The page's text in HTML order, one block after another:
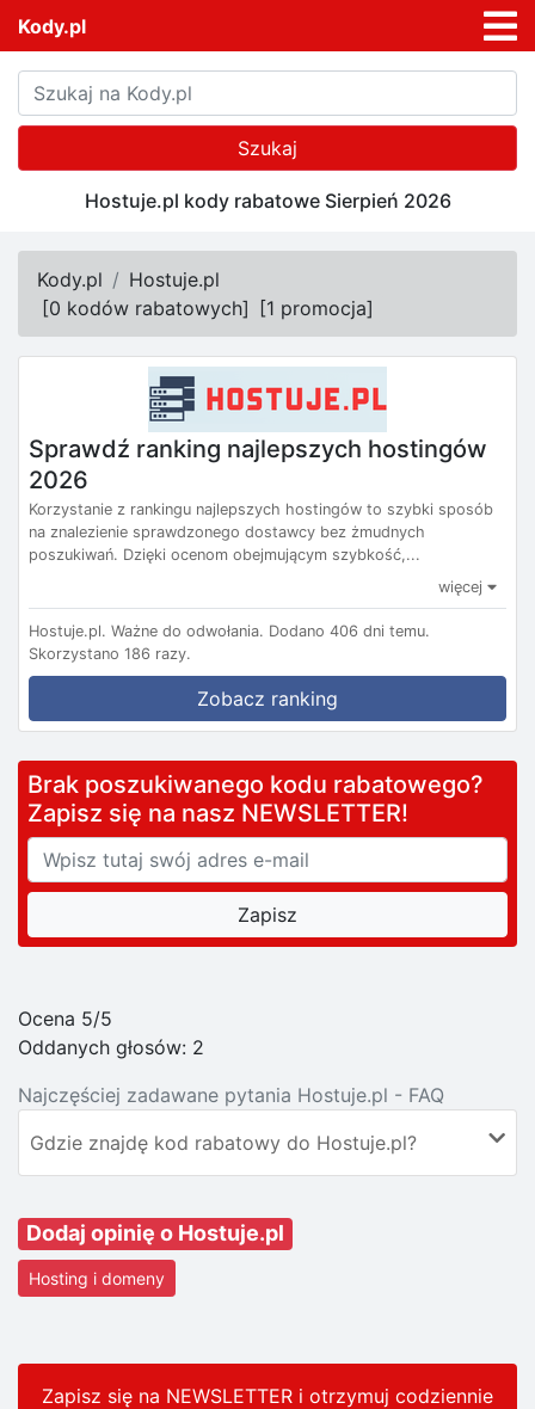
Kody.pl
Szukaj
Hostuje.pl kody rabatowe Sierpień 2026
Kody.pl
Hostuje.pl
[0 kodów rabatowych] [1 promocja]
Sprawdź ranking najlepszych hostingów
2026
Korzystanie z rankingu najlepszych hostingów to szybki sposób
na znalezienie sprawdzonego dostawcy bez żmudnych
poszukiwań. Dzięki ocenom obejmującym szybkość,...
więcej
Hostuje.pl. Ważne do odwołania. Dodano 406 dni temu.
Skorzystano 186 razy.
Zobacz ranking
Brak poszukiwanego kodu rabatowego?
Zapisz się na nasz NEWSLETTER!
Ocena 5/5
Oddanych głosów: 2
Najczęściej zadawane pytania Hostuje.pl - FAQ
Gdzie znajdę kod rabatowy do Hostuje.pl?
Dodaj opinię o Hostuje.pl
Hosting i domeny
Zapisz się na NEWSLETTER i otrzymuj codziennie